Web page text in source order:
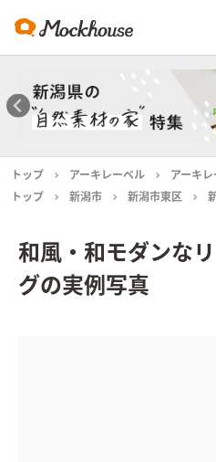
トップ アーキレーベル アーキ
トップ
新潟市 新潟市東区
和風・和モダンな
グの実例写真